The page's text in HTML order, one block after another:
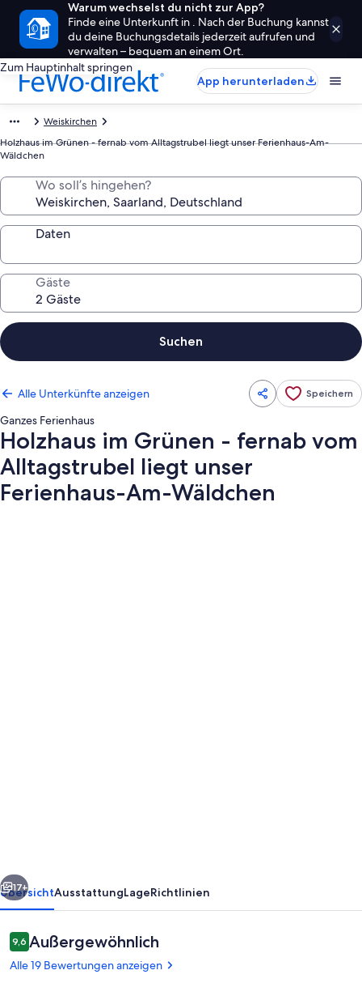
Warum wechselst du nicht zur App?
Finde eine Unterkunft in . Nach der Buchung kannst
du deine Buchungsdetails jederzeit aufrufen und
verwalten – bequem an einem Ort.
Zum Hauptinhalt springen
App herunterladen
Weiskirchen
Holzhaus im Grünen - fernab vom Alltagstrubel liegt unser Ferienhaus-Am-
Wäldchen
Wo soll’s hingehen?
Daten
Gäste
Suchen
Alle Unterkünfte anzeigen Speichern
Ganzes Ferienhaus
Holzhaus im Grünen - fernab vom
Alltagstrubel liegt unser
Ferienhaus-Am-Wäldchen
Alltagstrubel
liegt
unser
Ferienhaus-
Weiter
17+
ÜbersichtAusstattungLageRichtlinien
Bewertungen
9,69,6 von 10.
Außergewöhnlich
Alle 19 Bewertungen anzeigen